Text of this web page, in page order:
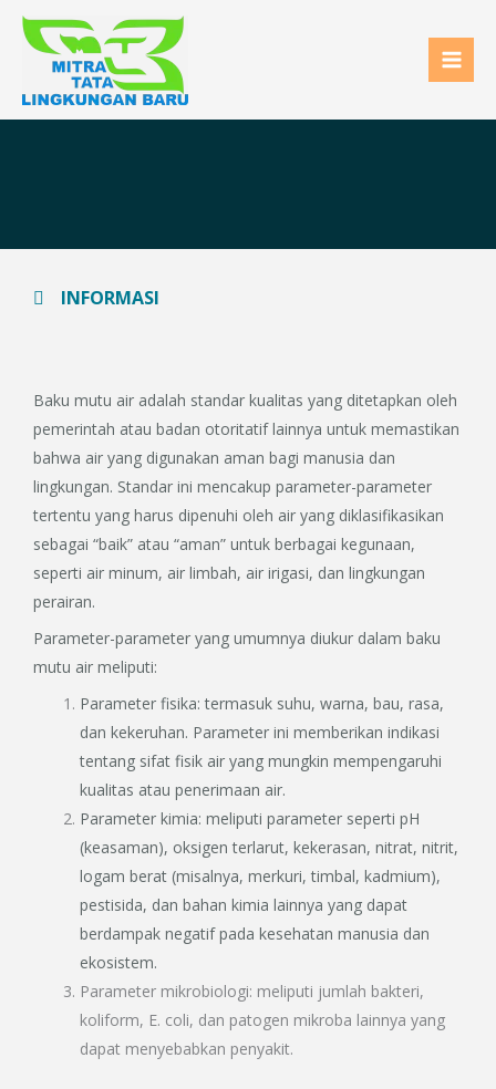
Skip
INFORMASI
Baku mutu air adalah standar kualitas yang ditetapkan oleh
pemerintah atau badan otoritatif lainnya untuk memastikan
bahwa air yang digunakan aman bagi manusia dan
lingkungan. Standar ini mencakup parameter-parameter
tertentu yang harus dipenuhi oleh air yang diklasifikasikan
sebagai “baik” atau “aman” untuk berbagai kegunaan,
seperti air minum, air limbah, air irigasi, dan lingkungan
perairan.
Parameter-parameter yang umumnya diukur dalam baku
mutu air meliputi:
Parameter fisika: termasuk suhu, warna, bau, rasa,
dan kekeruhan. Parameter ini memberikan indikasi
tentang sifat fisik air yang mungkin mempengaruhi
kualitas atau penerimaan air.
Parameter kimia: meliputi parameter seperti pH
(keasaman), oksigen terlarut, kekerasan, nitrat, nitrit,
logam berat (misalnya, merkuri, timbal, kadmium),
pestisida, dan bahan kimia lainnya yang dapat
berdampak negatif pada kesehatan manusia dan
ekosistem.
Parameter mikrobiologi: meliputi jumlah bakteri,
koliform, E. coli, dan patogen mikroba lainnya yang
dapat menyebabkan penyakit.